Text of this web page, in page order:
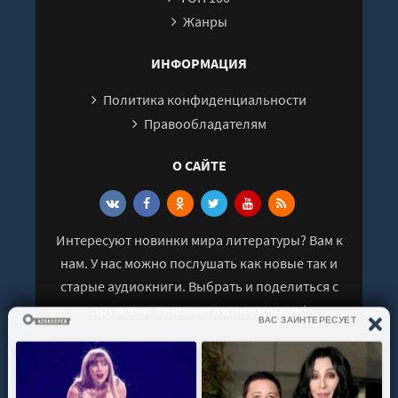
031
036
037
038
040
041
Жанры
ИНФОРМАЦИЯ
Политика конфиденциальности
Правообладателям
О САЙТЕ
Интересуют новинки мира литературы? Вам к
нам. У нас можно послушать как новые так и
старые аудиокниги. Выбрать и поделиться с
друзьями лучшими аудиокнигами!